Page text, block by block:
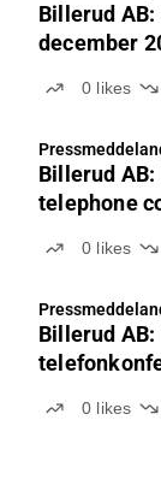
Billerud
december
0 likes
Billerud
telephone
0 likes
Billerud
0 likes